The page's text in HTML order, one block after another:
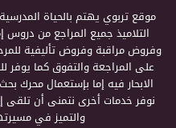
موقع تربوي يهتم بالحياة المدرسية
التلاميذ جميع المراجع من دروس
وفروض مراقبة وفروض تأليفية
على المراجعة والتفوق كما يوفر
الابحار فيه إما بإستعمال محرك
نوفر خدمات أخرى نتمنى أن تلقى
والتميز في